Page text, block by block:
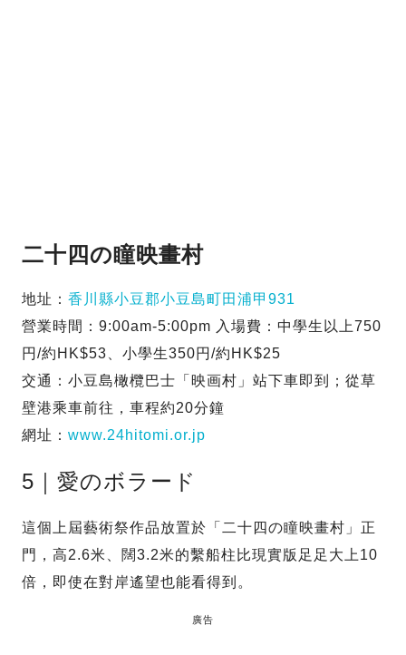
二十四の瞳映畫村
地址： 香川縣小豆郡小豆島町田浦甲931
營業時間：9:00am-5:00pm 入場費：中學生以上750
円/約HK$53、小學生350円/約HK$25
交通：小豆島橄欖巴士「映画村」站下車即到；從草
壁港乘車前往，車程約20分鐘
網址： www.24hitomi.or.jp
5｜愛のボラード
這個上屆藝術祭作品放置於「二十四の瞳映畫村」正
門，高2.6米、闊3.2米的繫船柱比現實版足足大上10
倍，即使在對岸遙望也能看得到。
廣告